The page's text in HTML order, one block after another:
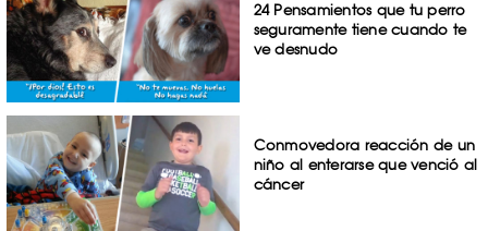
24 Pensamientos que tu perro
seguramente tiene cuando te
ve desnudo
Conmovedora reacción de un
niño al enterarse que venció al
cáncer